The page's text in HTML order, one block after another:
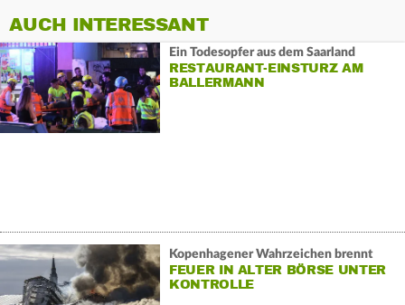
AUCH INTERESSANT
Ein Todesopfer aus dem Saarland
RESTAURANT-EINSTURZ AM
BALLERMANN
Kopenhagener Wahrzeichen brennt
FEUER IN ALTER BÖRSE UNTER
KONTROLLE